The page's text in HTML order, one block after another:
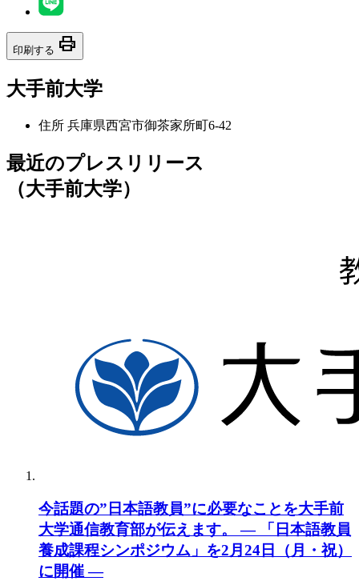
印刷する print
大手前大学
住所 兵庫県西宮市御茶家所町6-42
最近のプレスリリース
（大手前大学）
今話題の”日本語教員”に必要なことを大手前
大学通信教育部が伝えます。 — 「日本語教員
養成課程シンポジウム」を2月24日（月・祝）
に開催 —